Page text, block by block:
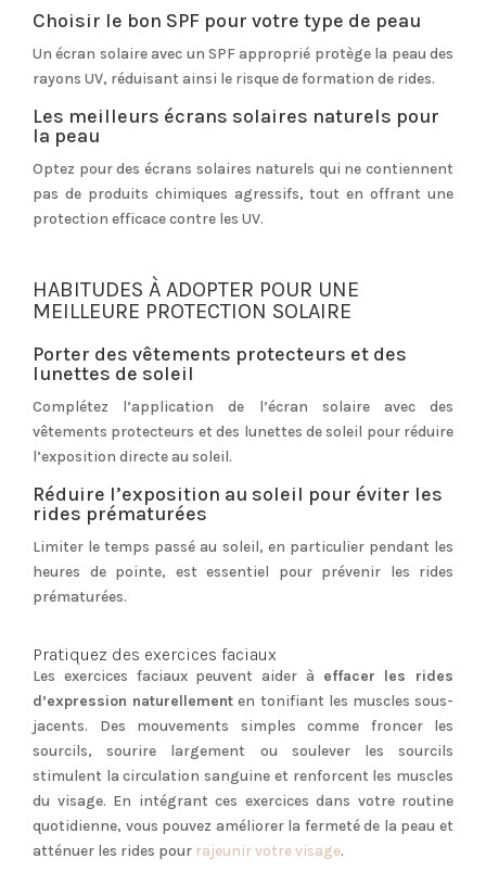
Choisir le bon SPF pour votre type de peau
Un écran solaire avec un SPF approprié protège la peau des
rayons UV, réduisant ainsi le risque de formation de rides.
Les meilleurs écrans solaires naturels pour
la peau
Optez pour des écrans solaires naturels qui ne contiennent
pas de produits chimiques agressifs, tout en offrant une
protection efficace contre les UV.
HABITUDES À ADOPTER POUR UNE
MEILLEURE PROTECTION SOLAIRE
Porter des vêtements protecteurs et des
lunettes de soleil
Complétez l’application de l’écran solaire avec des
vêtements protecteurs et des lunettes de soleil pour réduire
l’exposition directe au soleil.
Réduire l’exposition au soleil pour éviter les
rides prématurées
Limiter le temps passé au soleil, en particulier pendant les
heures de pointe, est essentiel pour prévenir les rides
prématurées.
Pratiquez des exercices faciaux
Les exercices faciaux peuvent aider à effacer les rides
d’expression naturellement en tonifiant les muscles sous-
jacents. Des mouvements simples comme froncer les
sourcils, sourire largement ou soulever les sourcils
stimulent la circulation sanguine et renforcent les muscles
du visage. En intégrant ces exercices dans votre routine
quotidienne, vous pouvez améliorer la fermeté de la peau et
atténuer les rides pour rajeunir votre visage.